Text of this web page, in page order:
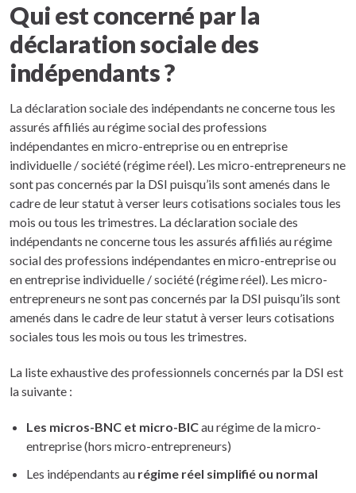
Qui est concerné par la
déclaration sociale des
indépendants ?
La déclaration sociale des indépendants ne concerne tous les
assurés affiliés au régime social des professions
indépendantes en micro-entreprise ou en entreprise
individuelle / société (régime réel). Les micro-entrepreneurs ne
sont pas concernés par la DSI puisqu’ils sont amenés dans le
cadre de leur statut à verser leurs cotisations sociales tous les
mois ou tous les trimestres. La déclaration sociale des
indépendants ne concerne tous les assurés affiliés au régime
social des professions indépendantes en micro-entreprise ou
en entreprise individuelle / société (régime réel). Les micro-
entrepreneurs ne sont pas concernés par la DSI puisqu’ils sont
amenés dans le cadre de leur statut à verser leurs cotisations
sociales tous les mois ou tous les trimestres.
La liste exhaustive des professionnels concernés par la DSI est
la suivante :
Les micros-BNC et micro-BICau régime de la micro-
entreprise (hors micro-entrepreneurs)
Les indépendants au régime réel simplifié ou normal